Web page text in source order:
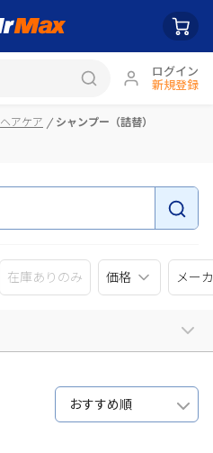
ログイン
新規登録
ヘアケア シャンプー（詰替）
在庫ありのみ 価格 メー
おすすめ順